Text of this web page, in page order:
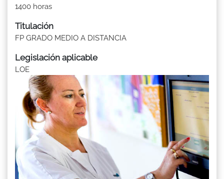
1400 horas
Titulación
FP GRADO MEDIO A DISTANCIA
Legislación aplicable
LOE